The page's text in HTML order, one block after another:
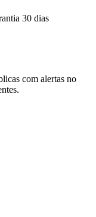
30 dias
com alertas no